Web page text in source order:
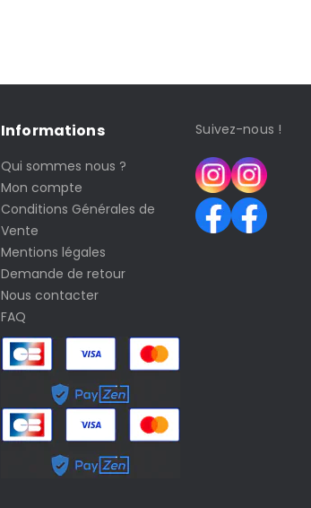
Informations
Qui sommes nous ?
Mon compte
Conditions Générales de
Vente
Mentions légales
Demande de retour
Nous contacter
FAQ
Suivez-nous !